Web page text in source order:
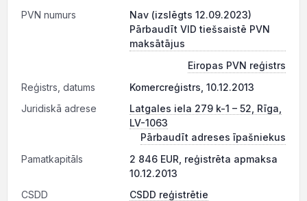
PVN numurs
Nav (izslēgts 12.09.2023)
Pārbaudīt VID tiešsaistē PVN
maksātājus
Eiropas PVN reģistrs
Reģistrs, datums
Komercreģistrs, 10.12.2013
Juridiskā adrese
Latgales iela 279 k-1 – 52, Rīga,
LV-1063
Pārbaudīt adreses īpašniekus
Pamatkapitāls
2 846 EUR, reģistrēta apmaksa
10.12.2013
CSDD
CSDD reģistrētie